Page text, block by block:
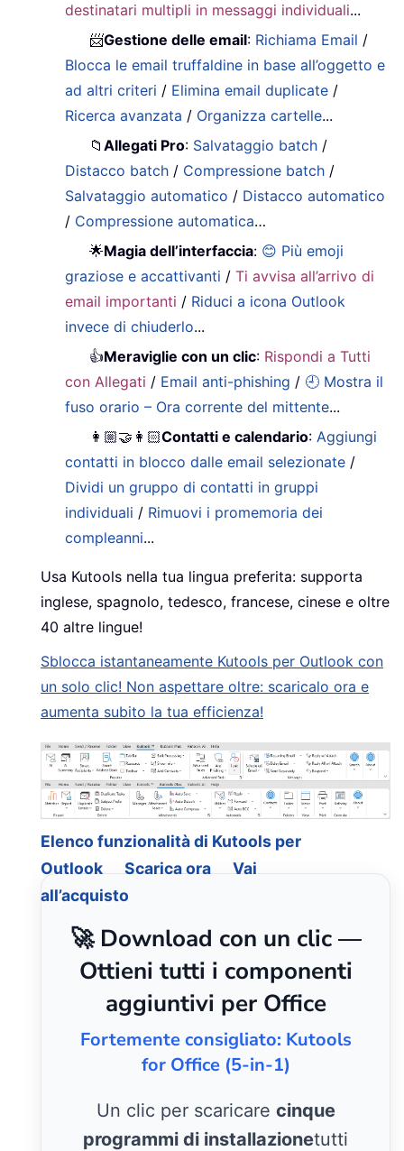
destinatari multipli in messaggi individuali...
📨Gestione delle email: Richiama Email /
Blocca le email truffaldine in base all’oggetto e
ad altri criteri / Elimina email duplicate /
Ricerca avanzata / Organizza cartelle...
📁Allegati Pro: Salvataggio batch /
Distacco batch / Compressione batch /
Salvataggio automatico / Distacco automatico
/ Compressione automatica…
🌟Magia dell’interfaccia: 😊 Più emoji
graziose e accattivanti /Ti avvisa all’arrivo di
email importanti / Riduci a icona Outlook
invece di chiuderlo...
👍Meraviglie con un clic: Rispondi a Tutti
con Allegati / Email anti-phishing / 🕘 Mostra il
fuso orario – Ora corrente del mittente...
👩🏼‍🤝‍👩🏻Contatti e calendario:Aggiungi
contatti in blocco dalle email selezionate /
Dividi un gruppo di contatti in gruppi
individuali / Rimuovi i promemoria dei
compleanni...
Usa Kutools nella tua lingua preferita: supporta
inglese, spagnolo, tedesco, francese, cinese e oltre
40 altre lingue!
Sblocca istantaneamente Kutools per Outlook con
un solo clic! Non aspettare oltre: scaricalo ora e
aumenta subito la tua efficienza!
Elenco funzionalità di Kutools per
Outlook
Scarica ora
Vai
all’acquisto
🚀 Download con un clic —
Ottieni tutti i componenti
aggiuntivi per Office
Fortemente consigliato: Kutools
for Office (5-in-1)
Un clic per scaricare cinque
programmi di installazionetutti